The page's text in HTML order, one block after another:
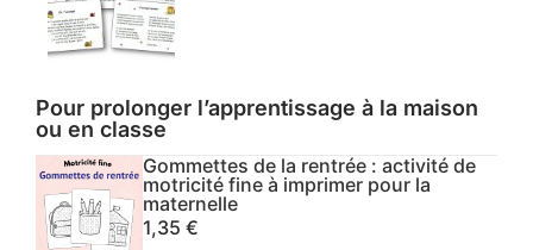
Pour prolonger l’apprentissage à la maison
ou en classe
Gommettes de la rentrée : activité de
motricité fine à imprimer pour la
maternelle
1,35 €